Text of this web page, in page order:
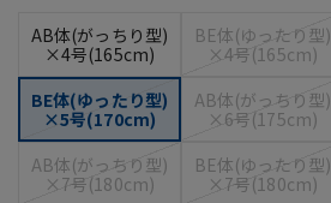
AB体(がっちり型)
×4号(165cm)
BE体(ゆったり型)
×4号(165cm)
BE体(ゆったり型)
×5号(170cm)
AB体(がっちり型)
×6号(175cm)
AB体(がっちり型)
×7号(180cm)
BE体(ゆったり型)
×7号(180cm)